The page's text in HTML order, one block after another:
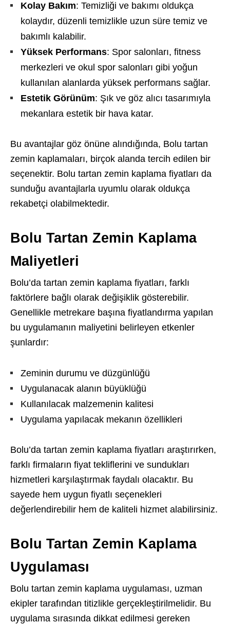
Kolay Bakım: Temizliği ve bakımı oldukça
kolaydır, düzenli temizlikle uzun süre temiz ve
bakımlı kalabilir.
Yüksek Performans: Spor salonları, fitness
merkezleri ve okul spor salonları gibi yoğun
kullanılan alanlarda yüksek performans sağlar.
Estetik Görünüm: Şık ve göz alıcı tasarımıyla
mekanlara estetik bir hava katar.
Bu avantajlar göz önüne alındığında, Bolu tartan
zemin kaplamaları, birçok alanda tercih edilen bir
seçenektir. Bolu tartan zemin kaplama fiyatları da
sunduğu avantajlarla uyumlu olarak oldukça
rekabetçi olabilmektedir.
Bolu Tartan Zemin Kaplama
Maliyetleri
Bolu’da tartan zemin kaplama fiyatları, farklı
faktörlere bağlı olarak değişiklik gösterebilir.
Genellikle metrekare başına fiyatlandırma yapılan
bu uygulamanın maliyetini belirleyen etkenler
şunlardır:
Zeminin durumu ve düzgünlüğü
Uygulanacak alanın büyüklüğü
Kullanılacak malzemenin kalitesi
Uygulama yapılacak mekanın özellikleri
Bolu’da tartan zemin kaplama fiyatları araştırırken,
farklı firmaların fiyat tekliflerini ve sundukları
hizmetleri karşılaştırmak faydalı olacaktır. Bu
sayede hem uygun fiyatlı seçenekleri
değerlendirebilir hem de kaliteli hizmet alabilirsiniz.
Bolu Tartan Zemin Kaplama
Uygulaması
Bolu tartan zemin kaplama uygulaması, uzman
ekipler tarafından titizlikle gerçekleştirilmelidir. Bu
uygulama sırasında dikkat edilmesi gereken